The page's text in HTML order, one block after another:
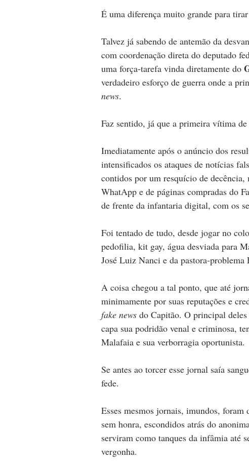
É uma diferença muito grande para
Talvez já sabendo de antemão da
com coordenação direta do deputado
uma força-tarefa vinda diretamente do
verdadeiro esforço de guerra onde a
news.
Faz sentido, já que a primeira vítima de
Imediatamente após o anúncio dos
intensificados os ataques de notícias
contidos por um resquício de decência,
WhatApp e de páginas compradas do
de frente da infantaria digital, com os
Foi tentado de tudo, desde jogar no
pedofilia, kit gay, água desviada para
José Luiz Nanci e da pastora-problema
A coisa chegou a tal ponto, que até
minimamente por suas reputações e
fake news do Capitão. O principal
capa sua podridão venal e criminosa,
Malafaia e sua verborragia oportunista.
Se antes ao torcer esse jornal saía
fede.
Esses mesmos jornais, imundos, foram
sem honra, escondidos atrás do
serviram como tanques da infâmia até
vergonha.